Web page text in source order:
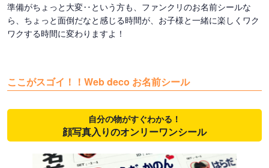
準備がちょっと大変‥という方も、ファンクリのお名前シールな
ら、ちょっと面倒だなと感じる時間が、お子様と一緒に楽しくワク
ワクする時間に変わりますよ！
ここがスゴイ！！Web deco お名前シール
自分の物がすぐわかる！
顔写真入りのオンリーワンシール